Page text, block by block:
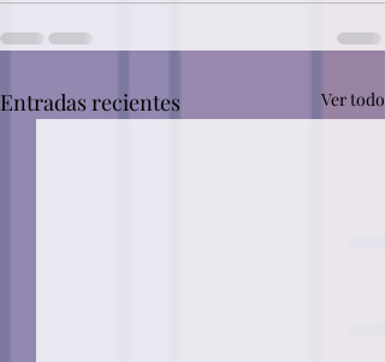
Entradas recientes Ver todo